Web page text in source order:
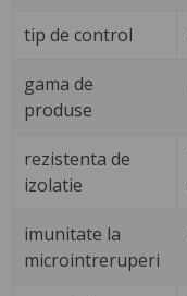
tip de control
gama de
produse
rezistenta de
izolatie
imunitate la
microintreruperi